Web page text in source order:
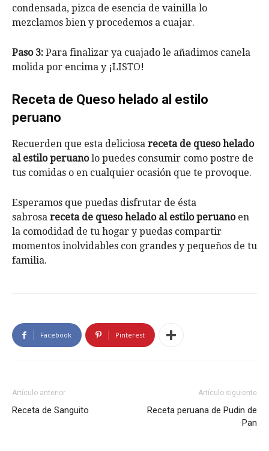
condensada, pizca de esencia de vainilla lo
mezclamos bien y procedemos a cuajar.
Paso 3: Para finalizar ya cuajado le añadimos canela
molida por encima y ¡LISTO!
Receta de Queso helado al estilo
peruano
Recuerden que esta deliciosa receta de queso helado
al estilo peruanolo puedes consumir como postre de
tus comidas o en cualquier ocasión que te provoque.
Esperamos que puedas disfrutar de ésta
sabrosa receta de queso helado al estilo peruanoen
la comodidad de tu hogar y puedas compartir
momentos inolvidables con grandes y pequeños de tu
familia.
Facebook Pinterest
Artículo anterior
Receta de Sanguito
Artículo siguiente
Receta peruana de Pudin de
Pan